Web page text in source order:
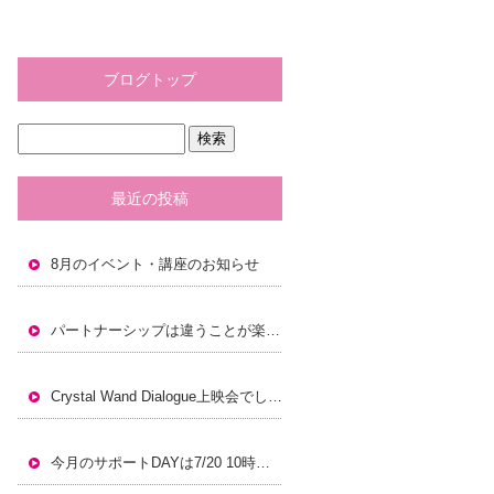
ブログトップ
最近の投稿
8月のイベント・講座のお知らせ
パートナーシップは違うことが楽しく豊かなこと。
Crystal Wand Dialogue上映会でした！
今月のサポートDAYは7/20 10時から